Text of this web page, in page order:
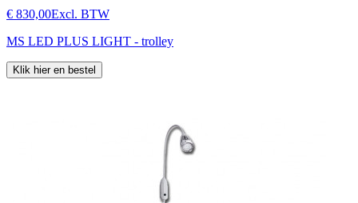
€ 830,00Excl. BTW
MS LED PLUS LIGHT - trolley
Klik hier en bestel